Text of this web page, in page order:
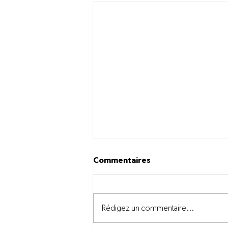
Commentaires
Rédigez un commentaire...